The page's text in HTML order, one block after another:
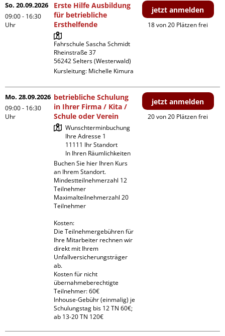
So. 20.09.2026
09:00 - 16:30
Uhr
Erste Hilfe Ausbildung
für betriebliche
Ersthelfende
Fahrschule Sascha Schmidt
Rheinstraße 37
Kursleitung: Michelle Kimura
jetzt anmelden
18 von 20 Plätzen frei
Mo. 28.09.2026
09:00 - 16:30
Uhr
betriebliche Schulung
in Ihrer Firma / Kita /
Schule oder Verein
Wunschterminbuchung
Ihre Adresse 1
11111 Ihr Standort
In Ihren Räumlichkeiten
Buchen Sie hier Ihren Kurs
an Ihrem Standort.
Mindestteilnehmerzahl 12
Teilnehmer
Maximalteilnehmerzahl 20
Teilnehmer
Kosten:
Die Teilnehmergebühren für
Ihre Mitarbeiter rechnen wir
direkt mit Ihrem
Unfallversicherungsträger
ab.
Kosten für nicht
übernahmeberechtigte
Teilnehmer: 60€
Inhouse-Gebühr (einmalig) je
Schulungstag bis 12 TN 60€;
ab 13-20 TN 120€
jetzt anmelden
20 von 20 Plätzen frei